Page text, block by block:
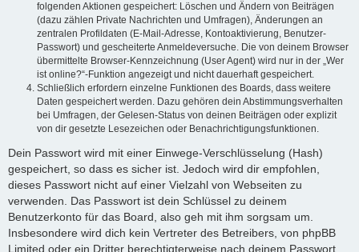
folgenden Aktionen gespeichert: Löschen und Ändern von Beiträgen
(dazu zählen Private Nachrichten und Umfragen), Änderungen an
zentralen Profildaten (E-Mail-Adresse, Kontoaktivierung, Benutzer-
Passwort) und gescheiterte Anmeldeversuche. Die von deinem Browser
übermittelte Browser-Kennzeichnung (User Agent) wird nur in der „Wer
ist online?“-Funktion angezeigt und nicht dauerhaft gespeichert.
Schließlich erfordern einzelne Funktionen des Boards, dass weitere
Daten gespeichert werden. Dazu gehören dein Abstimmungsverhalten
bei Umfragen, der Gelesen-Status von deinen Beiträgen oder explizit
von dir gesetzte Lesezeichen oder Benachrichtigungsfunktionen.
Dein Passwort wird mit einer Einwege-Verschlüsselung (Hash)
gespeichert, so dass es sicher ist. Jedoch wird dir empfohlen,
dieses Passwort nicht auf einer Vielzahl von Webseiten zu
verwenden. Das Passwort ist dein Schlüssel zu deinem
Benutzerkonto für das Board, also geh mit ihm sorgsam um.
Insbesondere wird dich kein Vertreter des Betreibers, von phpBB
Limited oder ein Dritter berechtigterweise nach deinem Passwort